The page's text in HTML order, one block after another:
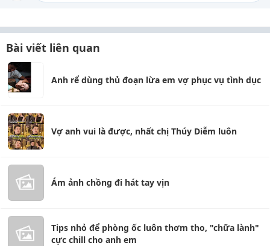
Bài viết liên quan
Anh rể dùng thủ đoạn lừa em vợ phục vụ tình dục
Vợ anh vui là được, nhất chị Thúy Diễm luôn
Ám ảnh chồng đi hát tay vịn
Tips nhỏ để phòng ốc luôn thơm tho, "chữa lành"
cực chill cho anh em